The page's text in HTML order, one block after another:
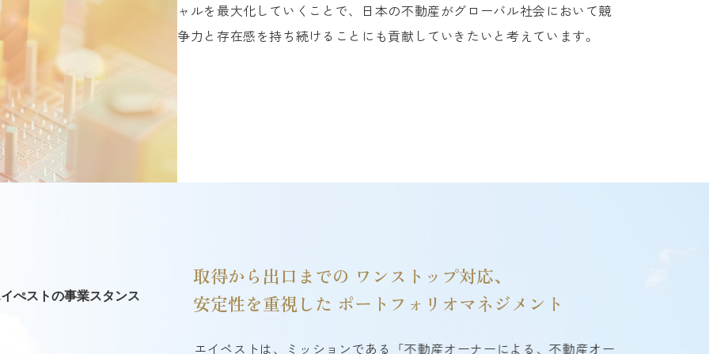
ャルを最大化していくことで、日本の不動産がグローバル社会において競
争力と存在感を持ち続けることにも貢献していきたいと考えています。
ぺストの事業スタンス
取得から出口までの ワンストップ対応、
安定性を重視した ポートフォリオマネジメント
エイペストは、ミッションである「不動産オーナーによる、不動産オー